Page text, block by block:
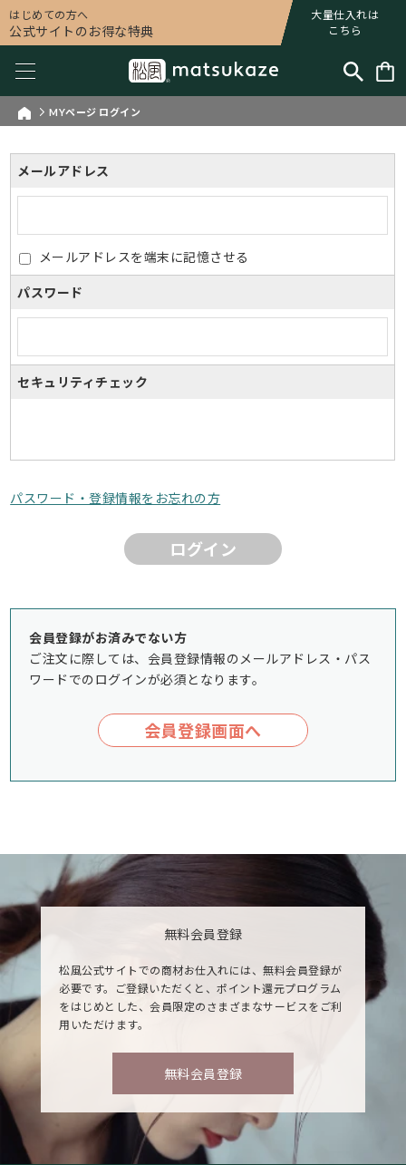
はじめての方へ
公式サイトのお得な特典
大量仕入れは
こちら
MYページ ログイン
メールアドレス
メールアドレスを端末に記憶させる
パスワード
セキュリティチェック
パスワード・登録情報をお忘れの方
ログイン
会員登録がお済みでない方
ご注文に際しては、会員登録情報のメールアドレス・パス
ワードでのログインが必須となります。
会員登録画面へ
無料会員登録
松風公式サイトでの商材お仕入れには、無料会員登録が
必要です。ご登録いただくと、ポイント還元プログラム
をはじめとした、会員限定のさまざまなサービスをご利
用いただけます。
無料会員登録